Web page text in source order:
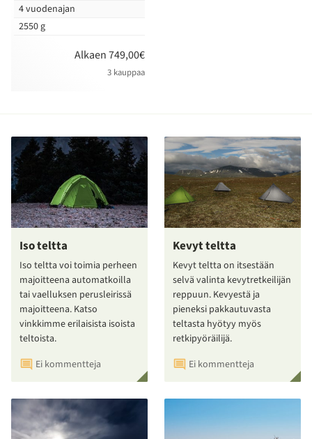
4 vuodenajan
2550 g
Alkaen 749,00€
3 kauppaa
Iso teltta
Iso teltta voi toimia perheen
majoitteena automatkoilla
tai vaelluksen perusleirissä
majoitteena. Katso
vinkkimme erilaisista isoista
teltoista.
Ei kommentteja
Kevyt teltta
Kevyt teltta on itsestään
selvä valinta kevytretkeilijän
reppuun. Kevyestä ja
pieneksi pakkautuvasta
teltasta hyötyy myös
retkipyöräilijä.
Ei kommentteja